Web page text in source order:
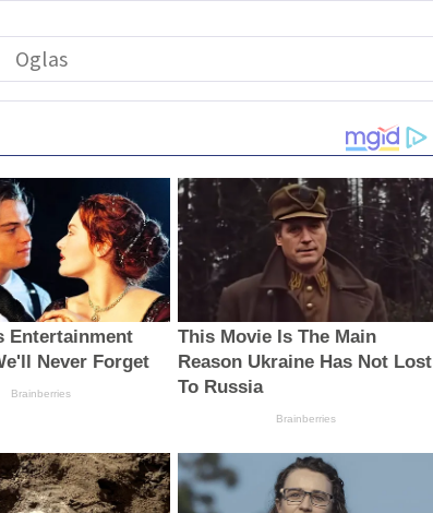
Entertainment
Never Forget
Brainberries
This Movie Is The Main
Reason Ukraine Has Not Lost
To Russia
Brainberries